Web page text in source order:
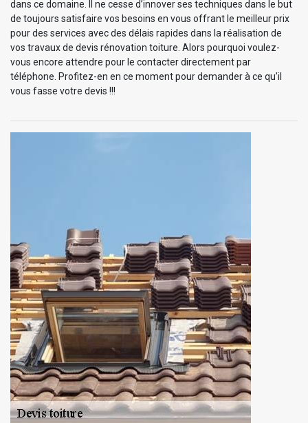
dans ce domaine. Il ne cesse d’innover ses techniques dans le but
de toujours satisfaire vos besoins en vous offrant le meilleur prix
pour des services avec des délais rapides dans la réalisation de
vos travaux de devis rénovation toiture. Alors pourquoi voulez-
vous encore attendre pour le contacter directement par
téléphone. Profitez-en en ce moment pour demander à ce qu’il
vous fasse votre devis !!!